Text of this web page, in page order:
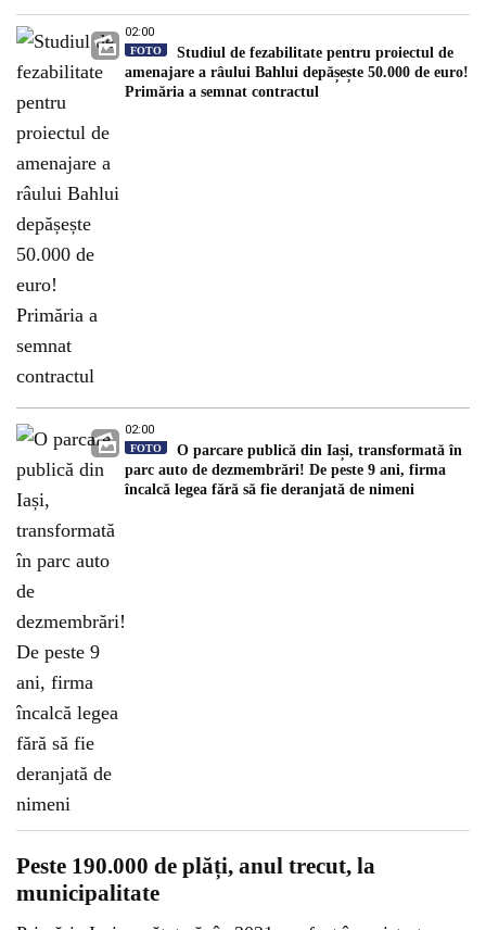
02:00
FOTO
Studiul de fezabilitate pentru proiectul de
amenajare a râului Bahlui depășește 50.000 de euro!
Primăria a semnat contractul
02:00
FOTO
O parcare publică din Iași, transformată în
parc auto de dezmembrări! De peste 9 ani, firma
încalcă legea fără să fie deranjată de nimeni
Peste 190.000 de plăți, anul trecut, la
municipalitate